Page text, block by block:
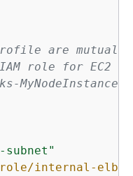
are
role for EC2
internal-elb: